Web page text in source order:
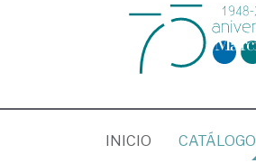
INICIO (CURRENT)
CATÁLOGO